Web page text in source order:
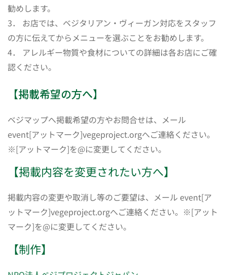
勧めします。
3． お店では、ベジタリアン・ヴィーガン対応をスタッフ
の方に伝えてからメニューを選ぶことをお勧めします。
4． アレルギー物質や食材についての詳細は各お店にご確
認ください。
【掲載希望の方へ】
ベジマップへ掲載希望の方やお問合せは、メール
event[アットマーク]vegeproject.orgへご連絡ください。
※[アットマーク]を@に変更してください。
【掲載内容を変更されたい方へ】
掲載内容の変更や取消し等のご要望は、メール event[ア
ットマーク]vegeproject.orgへご連絡ください。※[アット
マーク]を@に変更してください。
【制作】